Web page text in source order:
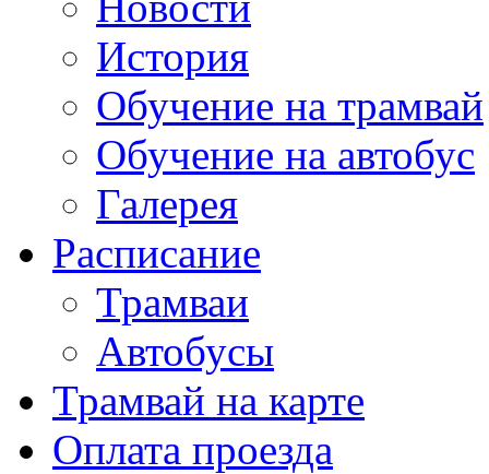
История
Обучение на трамвай
Обучение на автобус
Галерея
Расписание
Трамваи
Автобусы
Трамвай на карте
Оплата проезда